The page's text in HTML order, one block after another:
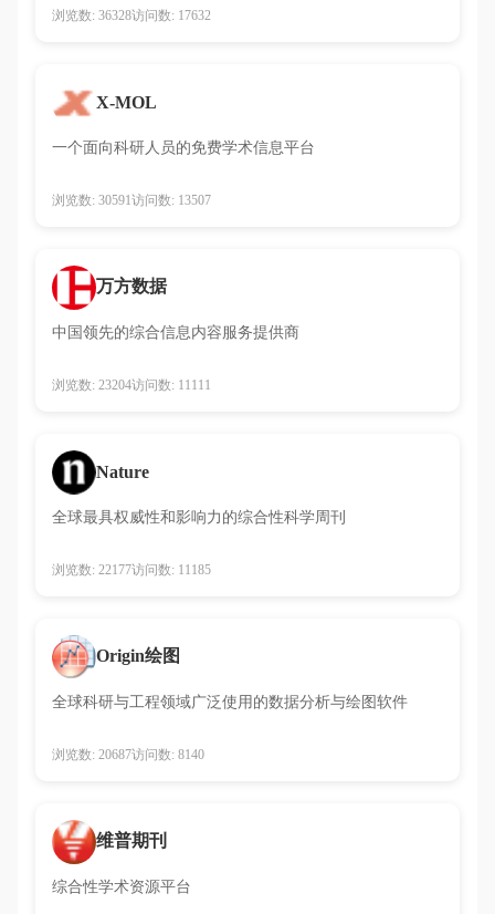
浏览数: 36328访问数: 17632
X-MOL
一个面向科研人员的免费学术信息平台
浏览数: 30591访问数: 13507
万方数据
中国领先的综合信息内容服务提供商
浏览数: 23204访问数: 11111
Nature
全球最具权威性和影响力的综合性科学周刊
浏览数: 22177访问数: 11185
Origin绘图
全球科研与工程领域广泛使用的数据分析与绘图软件
浏览数: 20687访问数: 8140
维普期刊
综合性学术资源平台